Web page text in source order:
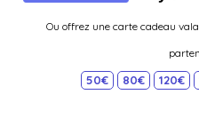
Ou offrez une carte cadeau
50€ 80€ 120€